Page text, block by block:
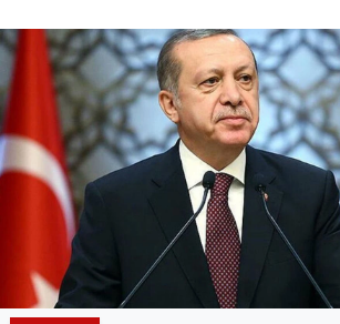
Diğer
DÜNYA
EĞİTİM
EKONOMİ
Eleman